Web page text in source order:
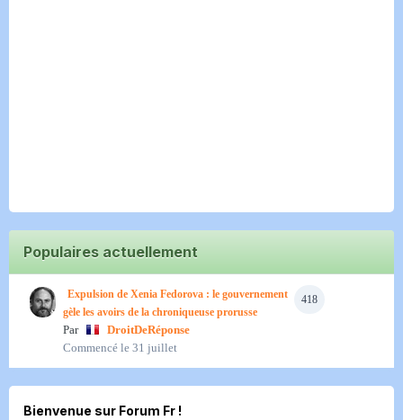
Populaires actuellement
418
Expulsion de Xenia Fedorova : le gouvernement
gèle les avoirs de la chroniqueuse prorusse
Par
DroitDeRéponse
Commencé le 31 juillet
Bienvenue sur Forum Fr !